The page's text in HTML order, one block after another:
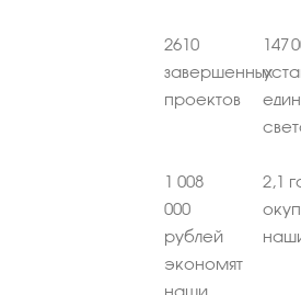
2610
завершенных
проектов
147
1 008
000
рублей
экономят
наши
2,1